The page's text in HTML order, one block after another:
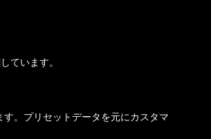
ています。
。プリセットデータを元にカスタマ